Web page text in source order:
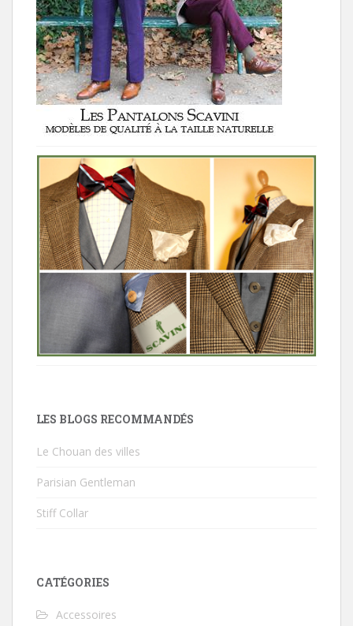
LES BLOGS RECOMMANDÉS
Le Chouan des villes
Parisian Gentleman
Stiff Collar
CATÉGORIES
Accessoires